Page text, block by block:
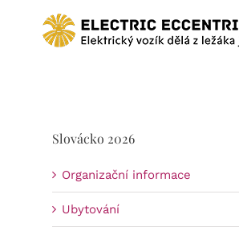
Slovácko 2026
Organizační informace
Ubytování